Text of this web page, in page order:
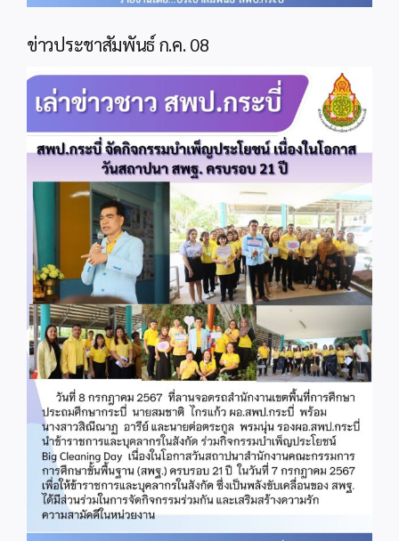
ข่าวประชาสัมพันธ์ ก.ค. 08